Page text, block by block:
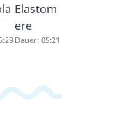
Elastom
ere
Dauer: 05:21